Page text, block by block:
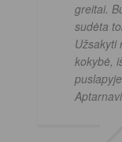
greitai.
sudėta
Užsakyti
kokybė,